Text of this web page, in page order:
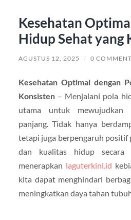
Kesehatan
Hidup Sehat yang
AGUSTUS 12, 2025 / 0
Kesehatan Optimal dengan
Konsisten– Menjalani pola
utama untuk mewujudkan
panjang. Tidak hanya
tetapi juga berpengaruh positif
dan kualitas hidup secara
menerapkan laguterkini.id
kita dapat menghindari
meningkatkan daya tahan